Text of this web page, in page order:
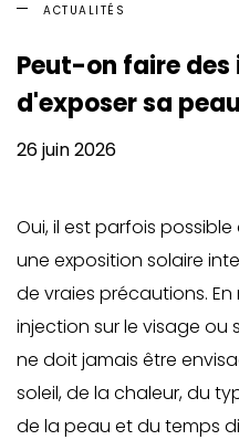
ACTUALITÉS
Peut-on faire
d'exposer sa
26 juin 2026
Oui, il est parfois
une exposition solaire
de vraies précautions.
injection sur le visage ou
ne doit jamais être
soleil, de la chaleur, du
de la peau et du temps